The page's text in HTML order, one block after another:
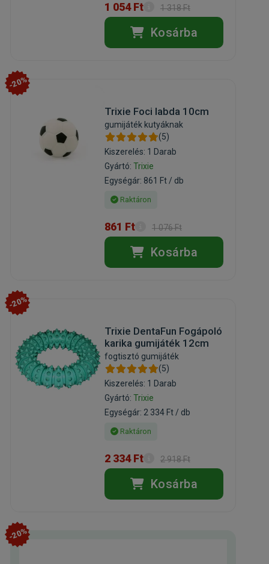
1 054 Ft 1 318 Ft
Kosárba
-20%
Trixie Foci labda 10cm
gumijáték kutyáknak
(5)
Kiszerelés: 1 Darab
Gyártó: Trixie
Egységár: 861 Ft / db
Raktáron
861 Ft 1 076 Ft
Kosárba
-20%
Trixie DentaFun Fogápoló
karika gumijáték 12cm
fogtisztó gumijáték
(5)
Kiszerelés: 1 Darab
Gyártó: Trixie
Egységár: 2 334 Ft / db
Raktáron
2 334 Ft 2 918 Ft
Kosárba
-20%